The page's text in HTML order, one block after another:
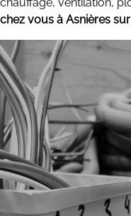
chez vous à Asnières